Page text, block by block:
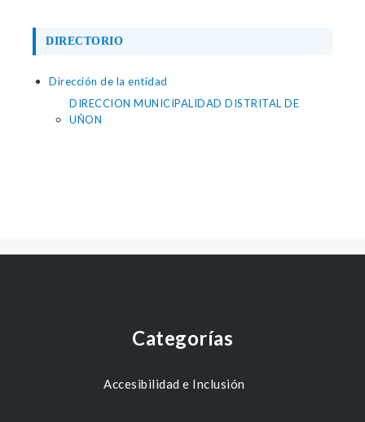
DIRECTORIO
Dirección de la entidad
DIRECCION MUNICIPALIDAD DISTRITAL DE
UÑON
Categorías
Accesibilidad e Inclusión